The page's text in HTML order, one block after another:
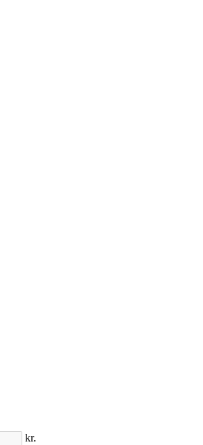
kr.